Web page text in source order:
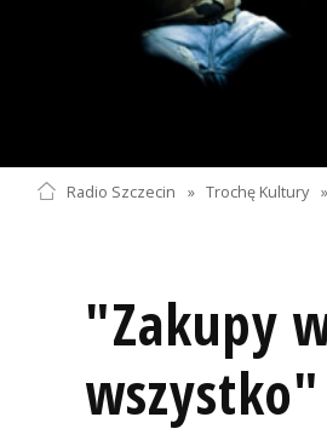
Radio Szczecin » Trochę Kultury »
"Zakupy